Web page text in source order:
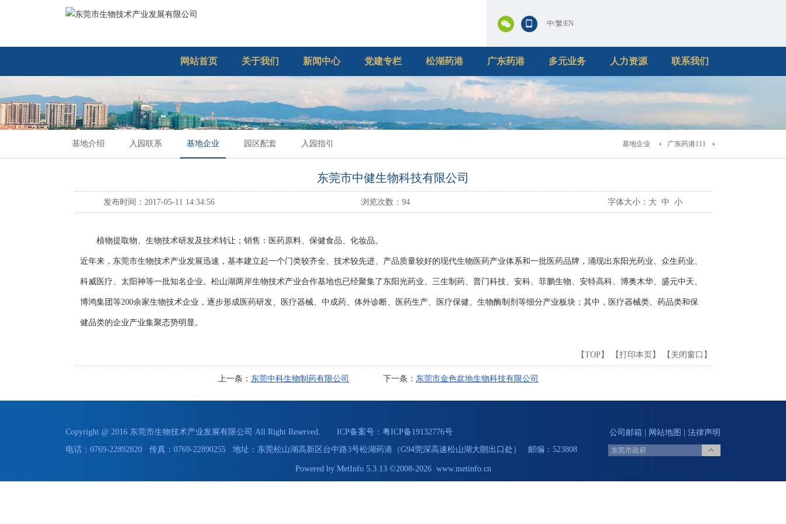
中/繁/EN
网站首页 关于我们 新闻中心 党建专栏 松湖药港 广东药港 多元业务 人力资源 联系我们
基地介绍 入园联系 基地企业 园区配套 入园指引 基地企业 广东药港111
东莞市中健生物科技有限公司
发布时间：2017-05-11 14:34:56 浏览次数： 94 字体大小： 大 中 小
植物提取物、生物技术研发及技术转让；销售：医药原料、保健食品、化妆品。
近年来，东莞市生物技术产业发展迅速，基本建立起一个门类较齐全、技术较先进、产品质量较好的现代生物医药产业体系和一批医药品牌，涌现出东阳光药业、众生药业、
科威医疗、太阳神等一批知名企业。松山湖两岸生物技术产业合作基地也已经聚集了东阳光药业、三生制药、普门科技、安科、菲鹏生物、安特高科、博奥木华、盛元中天、
博鸿集团等200余家生物技术企业，逐步形成医药研发、医疗器械、中成药、体外诊断、医药生产、医疗保健、生物酶制剂等细分产业板块；其中，医疗器械类、药品类和保
健品类的企业产业集聚态势明显。
【TOP 】 【打印本页 】 【 关闭窗口 】
上一条： 东莞中科生物制药有限公司 下一条： 东莞市金色盆地生物科技有限公司
Copyright @ 2016 东莞市生物技术产业发展有限公司 All Right Reserved. ICP备案号： 粤ICP备19132776号
电话：0769-22892820 传真：0769-22890255 地址：东莞松山湖高新区台中路3号松湖药港（G94莞深高速松山湖大朗出口处） 邮编：523808
公司邮箱 网站地图 法律声明
Powered by MetInfo 5.3.13©2008-2026 www.metinfo.cn